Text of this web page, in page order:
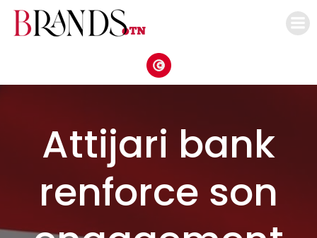
Attijari bank
renforce son